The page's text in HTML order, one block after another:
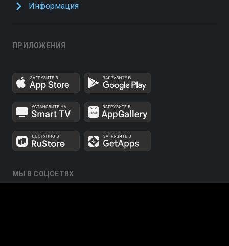
Информация
ПРИЛОЖЕНИЯ
МЫ В СОЦСЕТЯХ